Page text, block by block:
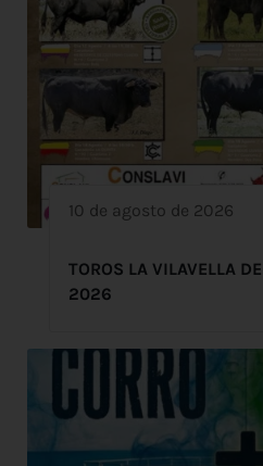
10 de agosto de 2026
TOROS LA VILAVELLA
2026